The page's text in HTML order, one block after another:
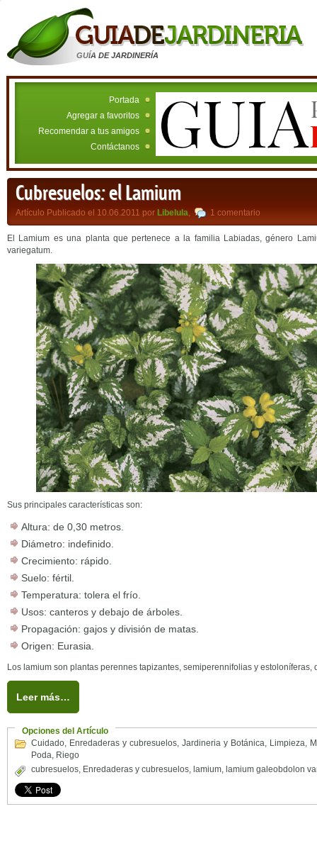
GUÍA DE JARDINERÍA
Portada
Agregar a favoritos
Recomendar a tus amigos
Contáctanos
Cubresuelos: el Lamium
Artículo Publicado el 10.06.2011 por Libelula, 1 comentario
El Lamium es una planta que pertenece a la familia Labiadas, género
variegatum.
Sus principales características son:
Altura: de 0,30 metros.
Diámetro: indefinido.
Crecimiento: rápido.
Suelo: fértil.
Temperatura: tolera el frío.
Usos: canteros y debajo de árboles.
Propagación: gajos y división de matas.
Origen: Eurasia.
Los lamium son plantas perennes tapizantes, semiperennifolias y estoloníferas,
Leer más…
Opciones del Artículo
Cuidado, Enredaderas y cubresuelos, Jardineria y Botánica, Limpieza,
Poda, Riego
cubresuelos, Enredaderas y cubresuelos, lamium, lamium galeobdolon